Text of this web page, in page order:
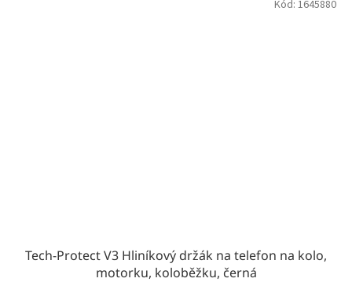
Tech-Protect V3 Hliníkový držák na telefon na kolo,
motorku, koloběžku, černá
Kód: 1645880